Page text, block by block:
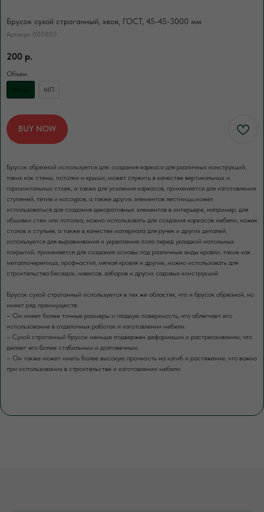
Брусок сухой строганный, хвоя, ГОСТ, 45-45-3000 мм
Артикул: 000805
200 р.
Объем
Штука
МП
BUY NOW
Брусок обрезной используется для: создания каркаса для различных конструкций,
таких как стены, потолки и крыши, может служить в качестве вертикальных и
горизонтальных стоек, а также для усиления каркасов, применяется для изготовления
ступеней, тетив и косоуров, а также других элементов лестницы,может
использоваться для создания декоративных элементов в интерьере, например, для
обшивки стен или потолка, можно использовать для создания каркасов мебели, ножек
столов и стульев, а также в качестве материала для ручек и других деталей,
используется для выравнивания и укрепления пола перед укладкой напольных
покрытий, применяется для создания основы под различные виды кровли, такие как
металлочерепица, профнастил, мягкая кровля и другие, можно использовать для
строительства беседок, навесов, заборов и других садовых конструкций.
Брусок сухой строганный используется в тех же областях, что и брусок обрезной, но
имеет ряд преимуществ:
– Он имеет более точные размеры и гладкую поверхность, что облегчает его
использование в отделочных работах и изготовлении мебели.
– Сухой строганный брусок меньше подвержен деформации и растрескиванию, что
делает его более стабильным и долговечным.
– Он также может иметь более высокую прочность на изгиб и растяжение, что важно
при использовании в строительстве и изготовлении мебели.
Либо вы можете заполнить форму для
консультации с нашим менеджером
Нажимая кнопку, вы соглашаетесь с Политикой обработки
+7
ПОЛУЧИТЬ КОНСУЛЬТАЦИЮ
Это может пригодиться
ДОПОЛНИТЕЛЬНЫЕ
УСЛУГИ
Разгрузка пиломатериалов
нашими грузчиками
В нашей компании погрузка товаров идет
за нас счет. Для разгрузки товаров
вы можете заказать доп.услугу. Разгрузка
осуществляется либо с помощью
ЧАЩЕ ВСЕГО ЗАКАЗЫВАЮТ
Быстро
Бережно
Профессионально